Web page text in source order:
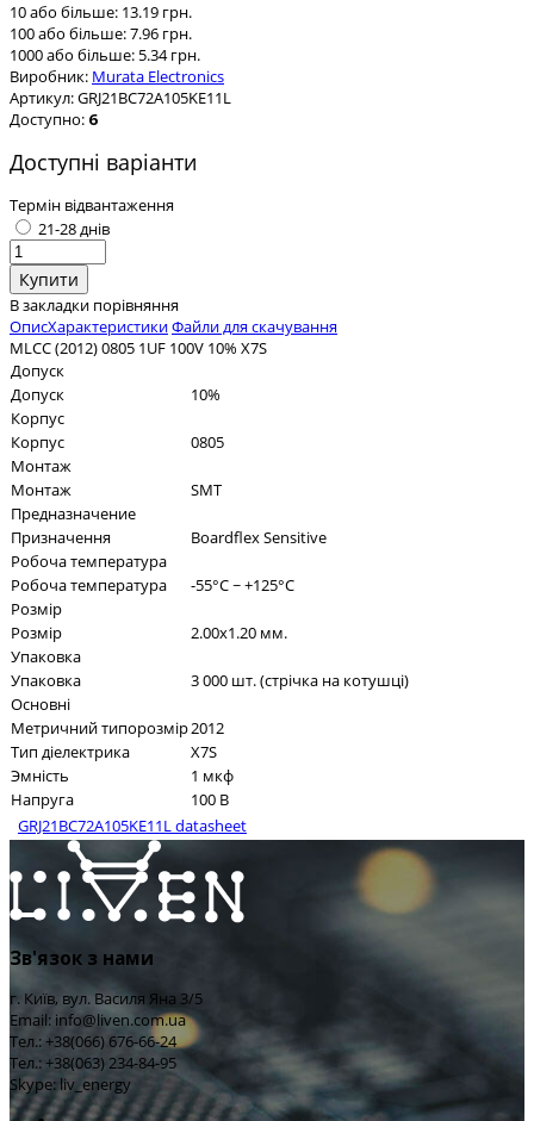
10 або більше: 13.19 грн.
100 або більше: 7.96 грн.
1000 або більше: 5.34 грн.
Виробник: Murata Electronics
Артикул:GRJ21BC72A105KE11L
Доступно: 6
Доступні варіанти
Термін відвантаження
21-28 днів
В закладки порівняння
ОписХарактеристикиФайли для скачування
MLCC (2012) 0805 1UF 100V 10% X7S
Допуск
Допуск
10%
Корпус
Корпус
0805
Монтаж
Монтаж
SMT
Предназначение
Призначення
Boardflex Sensitive
Робоча температура
Робоча температура
-55°C ~ +125°C
Розмір
Розмір
2.00x1.20 мм.
Упаковка
Упаковка
3 000 шт. (стрічка на котушці)
Основні
Метричний типорозмір2012
Тип діелектрика
X7S
Эмність
1 мкф
Напруга
100 В
GRJ21BC72A105KE11L datasheet
Зв'язок з нами
г. Київ, вул. Василя Яна 3/5
Email: info@liven.com.ua
Тел.: +38(066) 676-66-24
Тел.: +38(063) 234-84-95
Skype: liv_energy